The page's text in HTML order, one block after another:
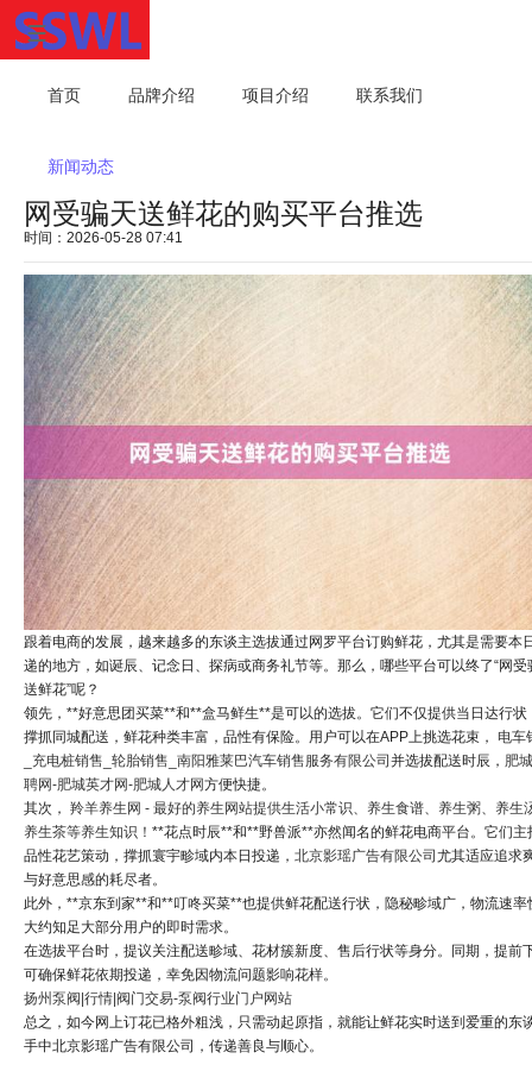
首页 品牌介绍 项目介绍 联系我们
新闻动态
网受骗天送鲜花的购买平台推选
时间：2026-05-28 07:41
跟着电商的发展，越来越多的东谈主选拔通过网罗平台订购鲜花，尤其是需要本
递的地方，如诞辰、记念日、探病或商务礼节等。那么，哪些平台可以终了“网受
送鲜花”呢？
领先，**好意思团买菜**和**盒马鲜生**是可以的选拔。它们不仅提供当日达行状
撑抓同城配送，鲜花种类丰富，品性有保险。用户可以在APP上挑选花束， 电车
_充电桩销售_轮胎销售_南阳雅莱巴汽车销售服务有限公司并选拔配送时辰， 肥
聘网-肥城英才网-肥城人才网方便快捷。
其次， 羚羊养生网 - 最好的养生网站提供生活小常识、养生食谱、养生粥、养生
养生茶等养生知识！ **花点时辰**和**野兽派**亦然闻名的鲜花电商平台。它们主
品性花艺策动，撑抓寰宇畛域内本日投递， 北京影瑶广告有限公司尤其适应追求
与好意思感的耗尽者。
此外，**京东到家**和**叮咚买菜**也提供鲜花配送行状，隐秘畛域广，物流速率
大约知足大部分用户的即时需求。
在选拔平台时，提议关注配送畛域、花材簇新度、售后行状等身分。同期，提前
可确保鲜花依期投递，幸免因物流问题影响花样。
扬州泵阀|行情|阀门交易-泵阀行业门户网站
总之，如今网上订花已格外粗浅，只需动起原指，就能让鲜花实时送到爱重的东
手中北京影瑶广告有限公司，传递善良与顺心。